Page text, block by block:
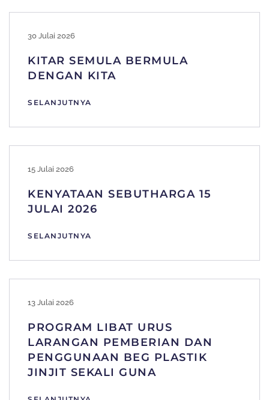
30 Julai 2026
KITAR SEMULA BERMULA
DENGAN KITA
SELANJUTNYA
15 Julai 2026
KENYATAAN SEBUTHARGA 15
JULAI 2026
SELANJUTNYA
13 Julai 2026
PROGRAM LIBAT URUS
LARANGAN PEMBERIAN DAN
PENGGUNAAN BEG PLASTIK
JINJIT SEKALI GUNA